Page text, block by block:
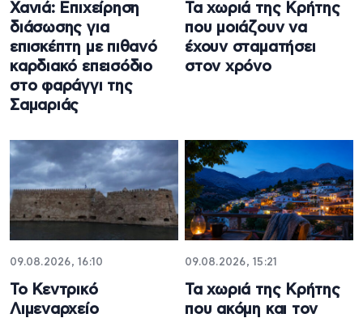
Χανιά: Επιχείρηση
διάσωσης για
επισκέπτη με πιθανό
καρδιακό επεισόδιο
στο φαράγγι της
Σαμαριάς
Τα χωριά της Κρήτης
που μοιάζουν να
έχουν σταματήσει
στον χρόνο
09.08.2026, 16:10
Το Κεντρικό
Λιμεναρχείο
09.08.2026, 15:21
Τα χωριά της Κρήτης
που ακόμη και τον